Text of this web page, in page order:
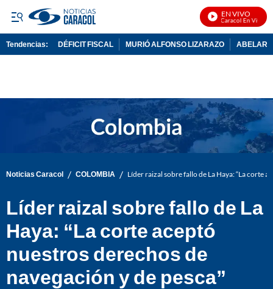
EN VIVO
Noticias Caracol En Vivo
Tendencias: DÉFICIT FISCAL MURIÓ ALFONSO LIZARAZO
Noticias Caracol / COLOMBIA / Líder raizal sobre fallo de La Haya: “La corte
Líder raizal sobre fallo de La
Haya: “La corte aceptó
nuestros derechos de
navegación y de pesca”